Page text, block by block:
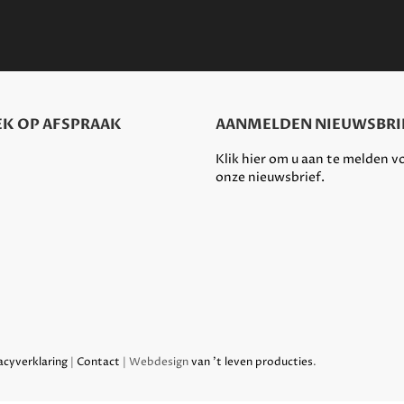
OP AFSPRAAK AANMELDEN
Klik hier om u aan te melden
onze nieuwsbrief.
| Contact | Webdesignvan 't leven producties.